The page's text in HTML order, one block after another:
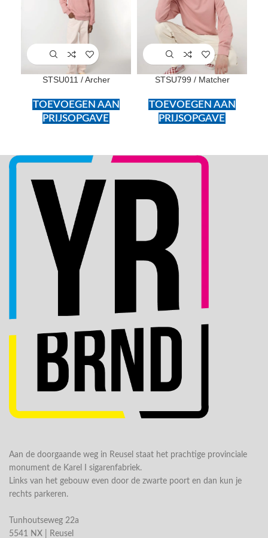
STSU011 / Archer
TOEVOEGEN AAN
PRIJSOPGAVE
STSU799 / Matcher
TOEVOEGEN AAN
PRIJSOPGAVE
Aan de doorgaande weg in Reusel staat het prachtige provinciale
monument de Karel I sigarenfabriek.
Links van het gebouw even door de zwarte poort en dan kun je
rechts parkeren.
Tunhoutseweg 22a
5541 NX | Reusel